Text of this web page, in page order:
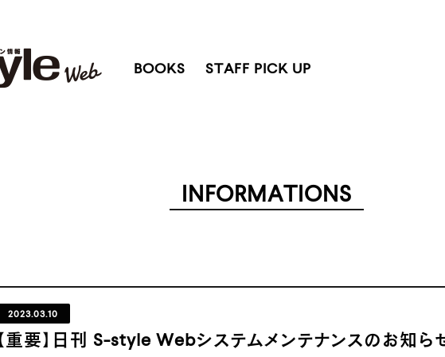
BOOKS STAFF PICK UP
INFORMATIONS
2023.03.10
【重要】日刊 S-style Webシステムメンテナンスのお知ら